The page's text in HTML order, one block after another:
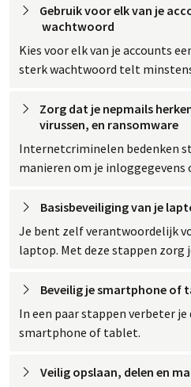
digitaal te studeren.
Gebruik voor elk van je
wachtwoord
Kies voor elk van je accounts
sterk wachtwoord telt
gebruik ze niet opnieuw.
Zorg dat je nepmails
virussen, en ransomware
Internetcriminelen bedenken
manieren om je
controleert of een e-mail echt
Basisbeveiliging van je
Je bent zelf verantwoordelijk
laptop. Met deze stappen zorg
Beveilig je smartphone of
In een paar stappen verbeter
smartphone of tablet.
Veilig opslaan, delen en